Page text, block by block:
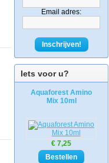
Email adres:
Inschrijven!
Iets voor u?
Aquaforest Amino
Mix 10ml
€ 7,25